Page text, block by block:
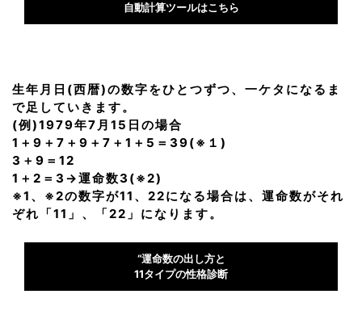
自動計算ツールはこちら
生年月日(西暦)の数字をひとつずつ、一ケタになるま
で足していきます。
(例)1979年7月15日の場合
1＋9＋7＋9＋7＋1＋5＝39(※１)
3＋9＝12
1＋2＝3→運命数3(※2)
※1、※2の数字が11、22になる場合は、運命数がそれ
ぞれ「11」、「22」になります。
“運命数の出し方と
11タイプの性格診断